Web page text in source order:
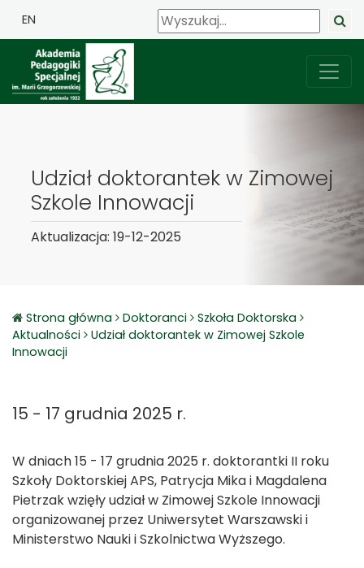
EN
Udział doktorantek w Zimowej
Szkole Innowacji
Aktualizacja: 19-12-2025
Strona główna Doktoranci
Szkoła Doktorska
Aktualności
Udział doktorantek w Zimowej Szkole
Innowacji
15 - 17 grudnia 2025 r.
W dniach 15 - 17 grudnia 2025 r. doktorantki II roku
Szkoły Doktorskiej APS, Patrycja Mika i Magdalena
Pietrzak wzięły udział w Zimowej Szkole Innowacji
organizowanej przez Uniwersytet Warszawski i
Ministerstwo Nauki i Szkolnictwa Wyższego.